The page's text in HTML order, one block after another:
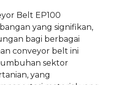
Belt EP100
yang signifikan,
bagi berbagai
conveyor belt ini
sektor
yang